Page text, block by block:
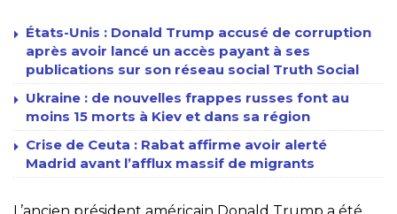
États-Unis : Donald Trump accusé de corruption
après avoir lancé un accès payant à ses
publications sur son réseau social Truth Social
Ukraine : de nouvelles frappes russes font au
moins 15 morts à Kiev et dans sa région
Crise de Ceuta : Rabat affirme avoir alerté
Madrid avant l’afflux massif de migrants
L’ancien président américain Donald Trump a été